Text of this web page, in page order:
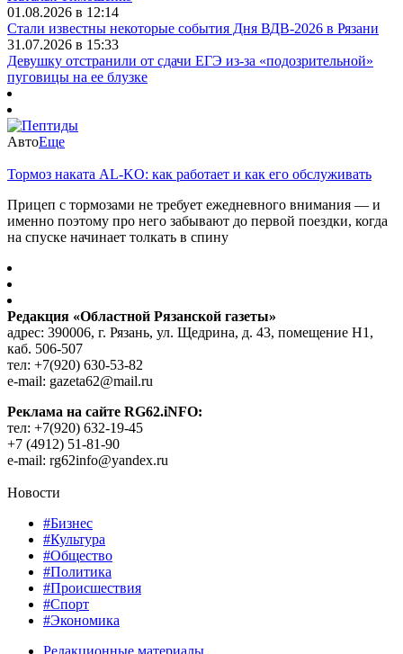
01.08.2026 в 12:14
Стали известны некоторые события Дня ВДВ-2026 в Рязани
31.07.2026 в 15:33
Девушку отстранили от сдачи ЕГЭ из-за «подозрительной»
пуговицы на ее блузке
АвтоЕще
Тормоз наката AL-KO: как работает и как его обслуживать
Прицеп с тормозами не требует ежедневного внимания — и
именно поэтому про него забывают до первой поездки, когда
на спуске начинает толкать в спину
Редакция «Областной Рязанской газеты»
адрес: 390006, г. Рязань, ул. Щедрина, д. 43, помещение Н1,
каб. 506-507
тел: +7(920) 630-53-82
e-mail: gazeta62@mail.ru
Реклама на сайте RG62.iNFO:
тел: +7(920) 632-19-45
+7 (4912) 51-81-90
e-mail: rg62info@yandex.ru
Новости
#Бизнес
#Культура
#Общество
#Политика
#Происшествия
#Спорт
#Экономика
Редакционные материалы